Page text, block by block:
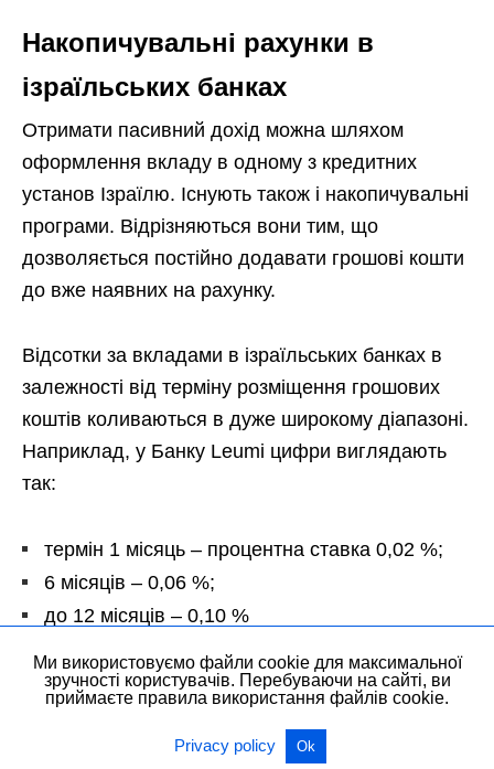
Накопичувальні рахунки в
ізраїльських банках
Отримати пасивний дохід можна шляхом
оформлення вкладу в одному з кредитних
установ Ізраїлю. Існують також і накопичувальні
програми. Відрізняються вони тим, що
дозволяється постійно додавати грошові кошти
до вже наявних на рахунку.
Відсотки за вкладами в ізраїльських банках в
залежності від терміну розміщення грошових
коштів коливаються в дуже широкому діапазоні.
Наприклад, у Банку Leumi цифри виглядають
так:
термін 1 місяць – процентна ставка 0,02 %;
6 місяців – 0,06 %;
до 12 місяців – 0,10 %
Діючі в даний час накопичувальні програми та
вклади поділяються на 2 види:
Ми використовуємо файли cookie для максимальної
зручності користувачів. Перебуваючи на сайті, ви
приймаєте правила використання файлів cookie.
Privacy policy Ok